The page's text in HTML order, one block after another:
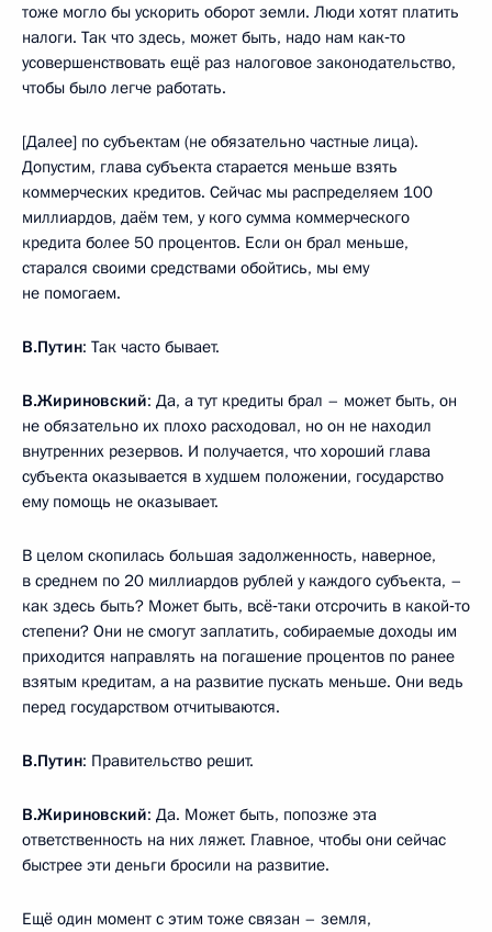
тоже могло бы ускорить оборот земли. Люди хотят платить
налоги. Так что здесь, может быть, надо нам как‑то
усовершенствовать ещё раз налоговое законодательство,
чтобы было легче работать.
[Далее] по субъектам (не обязательно частные лица).
Допустим, глава субъекта старается меньше взять
коммерческих кредитов. Сейчас мы распределяем 100
миллиардов, даём тем, у кого сумма коммерческого
кредита более 50 процентов. Если он брал меньше,
старался своими средствами обойтись, мы ему
не помогаем.
В.Путин: Так часто бывает.
В.Жириновский: Да, а тут кредиты брал – может быть, он
не обязательно их плохо расходовал, но он не находил
внутренних резервов. И получается, что хороший глава
субъекта оказывается в худшем положении, государство
ему помощь не оказывает.
В целом скопилась большая задолженность, наверное,
в среднем по 20 миллиардов рублей у каждого субъекта, –
как здесь быть? Может быть, всё‑таки отсрочить в какой‑то
степени? Они не смогут заплатить, собираемые доходы им
приходится направлять на погашение процентов по ранее
взятым кредитам, а на развитие пускать меньше. Они ведь
перед государством отчитываются.
В.Путин: Правительство решит.
В.Жириновский: Да. Может быть, попозже эта
ответственность на них ляжет. Главное, чтобы они сейчас
быстрее эти деньги бросили на развитие.
Ещё один момент с этим тоже связан – земля,